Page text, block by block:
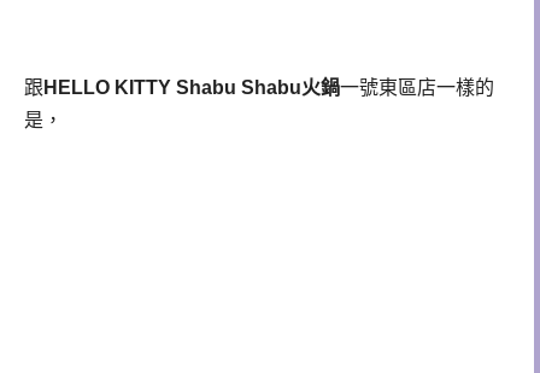
跟 HELLO KITTY Shabu Shabu火鍋一號東區店一樣的
是，